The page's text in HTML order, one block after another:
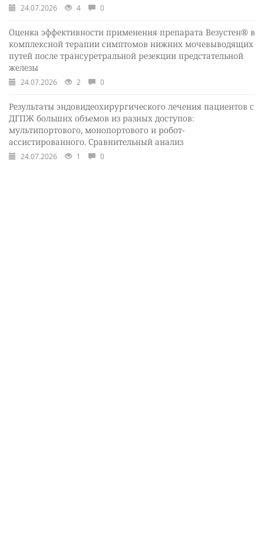
24.07.2026 4 0
Оценка эффективности применения препарата Везустен® в
комплексной терапии симптомов нижних мочевыводящих
путей после трансуретральной резекции предстательной
железы
24.07.2026 2 0
Результаты эндовидеохирургического лечения пациентов с
ДГПЖ больших объемов из разных доступов:
мультипортового, монопортового и робот-
ассистированного. Сравнительный анализ
24.07.2026 1 0